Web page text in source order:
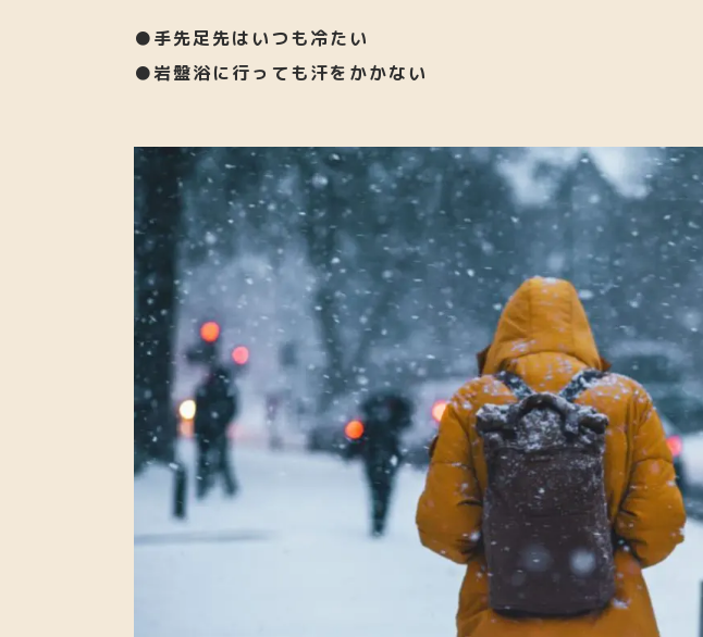
●手先足先はいつも冷たい
●岩盤浴に行っても汗をかかない